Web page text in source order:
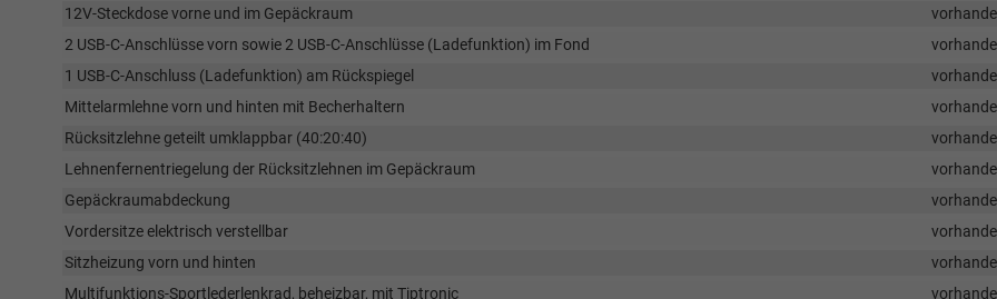
12V-Steckdose vorne und im Gepäckraum
2 USB-C-Anschlüsse vorn sowie 2 USB-C-Anschlüsse (Ladefunktion) im Fond
1 USB-C-Anschluss (Ladefunktion) am Rückspiegel
Mittelarmlehne vorn und hinten mit Becherhaltern
Rücksitzlehne geteilt umklappbar (40:20:40)
Lehnenfernentriegelung der Rücksitzlehnen im Gepäckraum
Gepäckraumabdeckung
Vordersitze elektrisch verstellbar
Sitzheizung vorn und hinten
Multifunktions-Sportlederlenkrad, beheizbar, mit Tiptronic